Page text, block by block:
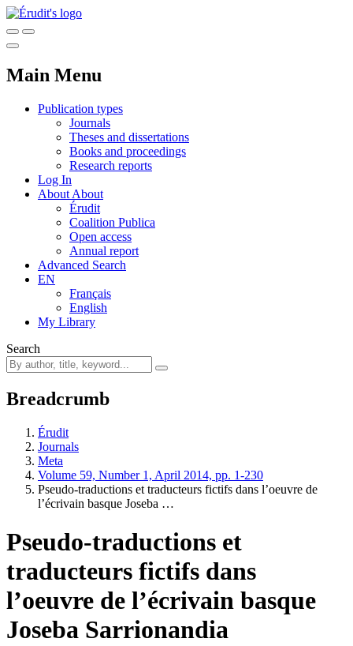
Main Menu
Publication types
Journals
Theses and dissertations
Books and proceedings
Research reports
Log In
About About
Érudit
Coalition Publica
Open access
Annual report
Advanced Search
EN
Français
English
My Library
Search
Breadcrumb
Érudit
Journals
Meta
Volume 59, Number 1, April 2014, pp. 1-230
Pseudo-traductions et traducteurs fictifs dans l’oeuvre de
l’écrivain basque Joseba …
Pseudo-traductions et
traducteurs fictifs dans
l’oeuvre de l’écrivain basque
Joseba Sarrionandia